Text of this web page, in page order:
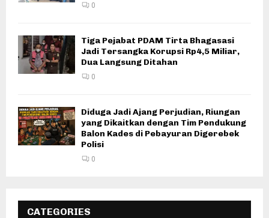
0
Tiga Pejabat PDAM Tirta Bhagasasi
Jadi Tersangka Korupsi Rp4,5 Miliar,
Dua Langsung Ditahan
0
Diduga Jadi Ajang Perjudian, Riungan
yang Dikaitkan dengan Tim Pendukung
Balon Kades di Pebayuran Digerebek
Polisi
0
CATEGORIES